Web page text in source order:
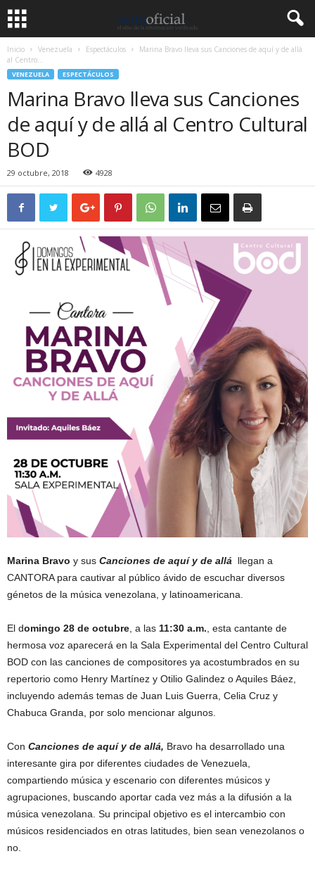
Inicio Venezuela Espectáculos
Marina Bravo lleva sus Canciones de aquí y de allá
al Centro...
VENEZUELA ESPECTÁCULOS
Marina Bravo lleva sus Canciones
de aquí y de allá al Centro Cultural
BOD
29 octubre, 2018 4928
Marina Bravo y sus Canciones de aquí y de allá llegan a
CANTORA para cautivar al público ávido de escuchar diversos
génetos de la música venezolana, y latinoamericana.
El domingo 28 de octubre , a las 11:30 a.m. , esta cantante de
hermosa voz aparecerá en la Sala Experimental del Centro Cultural
BOD con las canciones de compositores ya acostumbrados en su
repertorio como Henry Martínez y Otilio Galindez o Aquiles Báez,
incluyendo además temas de Juan Luis Guerra, Celia Cruz y
Chabuca Granda, por solo mencionar algunos.
Con Canciones de aquí y de allá, Bravo ha desarrollado una
interesante gira por diferentes ciudades de Venezuela,
compartiendo música y escenario con diferentes músicos y
agrupaciones, buscando aportar cada vez más a la difusión a la
música venezolana. Su principal objetivo es el intercambio con
músicos residenciados en otras latitudes, bien sean venezolanos o
no.